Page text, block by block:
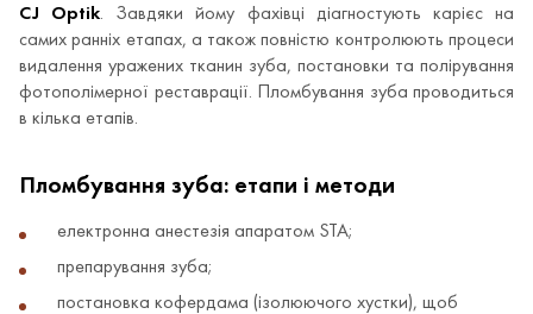
CJ Optik. Завдяки йому фахівці діагностують карієс на
самих ранніх етапах, а також повністю контролюють процеси
видалення уражених тканин зуба, постановки та полірування
фотополімерної реставрації. Пломбування зуба проводиться
в кілька етапів.
Пломбування зуба: етапи і методи
електронна анестезія апаратом STA;
препарування зуба;
постановка кофердама (ізолюючого хустки), щоб